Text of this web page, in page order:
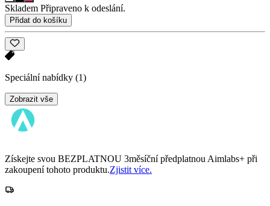
Skladem Připraveno k odeslání.
Přidat do košíku
Speciální nabídky (1)
Zobrazit vše
Získejte svou BEZPLATNOU 3měsíční předplatnou Aimlabs+ při
zakoupení tohoto produktu.Zjistit více.